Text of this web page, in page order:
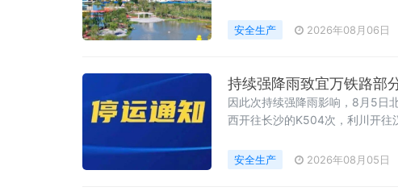
安全生产 2026年08月06日
持续强降雨致宜万铁路部
因此次持续强降雨影响，8月5日
西开往长沙的K504次，利川开
安全生产 2026年08月05日